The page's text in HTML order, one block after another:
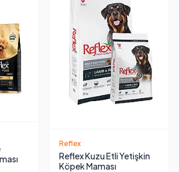
Reflex
Reflex Kuzu Etli Yetişkin
Köpek Maması